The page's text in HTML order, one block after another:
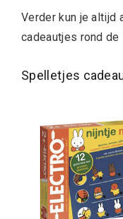
Verder kun je altijd
cadeautjes rond de
Spelletjes